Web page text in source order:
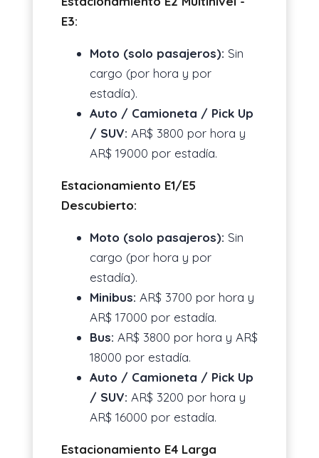
E3:
Moto (solo pasajeros): Sin
cargo (por hora y por
estadía).
Auto / Camioneta / Pick Up
/ SUV: AR$ 3800 por hora y
AR$ 19000 por estadía.
Estacionamiento E1/E5
Descubierto:
Moto (solo pasajeros): Sin
cargo (por hora y por
estadía).
Minibus: AR$ 3700 por hora y
AR$ 17000 por estadía.
Bus: AR$ 3800 por hora y AR$
18000 por estadía.
Auto / Camioneta / Pick Up
/ SUV: AR$ 3200 por hora y
AR$ 16000 por estadía.
Estacionamiento E4 Larga